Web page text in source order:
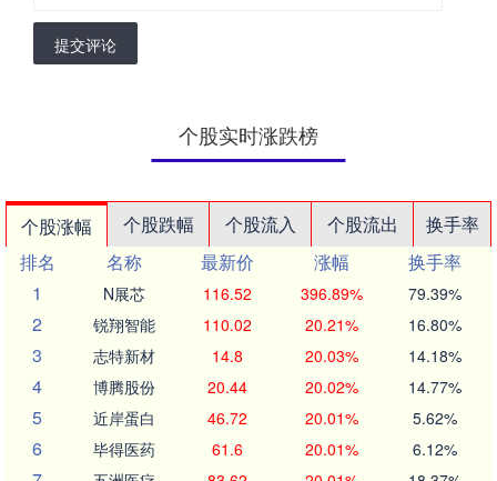
提交评论
个股实时涨跌榜
个股涨幅 个股跌幅 个股流入 个股流出
换手率
排名
名称 最新价 涨幅
换手率
1
N展芯 116.52 396.89% 79.39%
2 锐翔智能 110.02 20.21% 16.80%
3 志特新材 14.8 20.03% 14.18%
4 博腾股份 20.44 20.02% 14.77%
5 近岸蛋白 46.72 20.01% 5.62%
6 毕得医药 61.6 20.01% 6.12%